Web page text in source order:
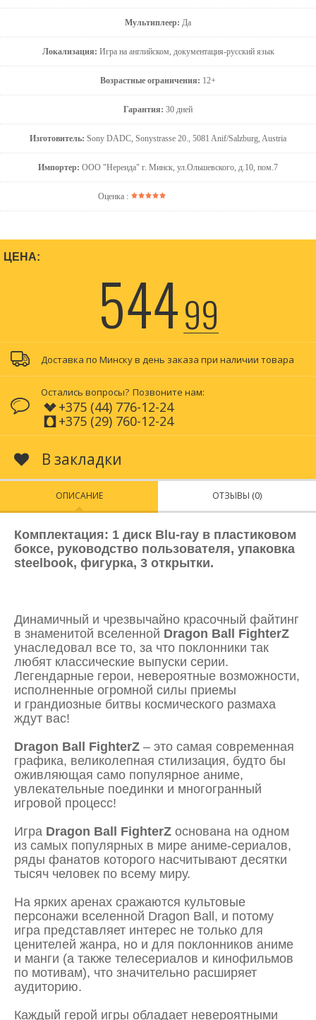
Мультиплеер: Да
Локализация: Игра на английском, документация-русский язык
Возрастные ограничения: 12+
Гарантия: 30 дней
Изготовитель: Sony DADC, Sonystrasse 20., 5081 Anif/Salzburg, Austria
Импортер: ООО "Нереида" г. Минск, ул.Ольшевского, д.10, пом.7
Оценка :
ЦЕНА:
54499
Доставка по Минску в день заказа при наличии товара
Остались вопросы? Позвоните нам:
+375 (44) 776-12-24
+375 (29) 760-12-24
В закладки
ОПИСАНИЕ ОТЗЫВЫ (0)
Комплектация: 1 диск Blu-ray в пластиковом
боксе, руководство пользователя, упаковка
steelbook, фигурка, 3 открытки.
Динамичный и чрезвычайно красочный файтинг
в знаменитой вселенной Dragon Ball
FighterZ
унаследовал все то, за что поклонники так
любят классические выпуски серии.
Легендарные герои, невероятные возможности,
исполненные огромной силы приемы
и грандиозные битвы космического размаха
ждут вас!
Dragon Ball FighterZ – это самая современная
графика, великолепная стилизация, будто бы
оживляющая само популярное аниме,
увлекательные поединки и многогранный
игровой процесс!
Игра Dragon Ball FighterZ основана на одном
из самых популярных в мире аниме-сериалов,
ряды фанатов которого насчитывают десятки
тысяч человек по всему миру.
На ярких аренах сражаются культовые
персонажи вселенной Dragon Ball, и потому
игра представляет интерес не только для
ценителей жанра, но и для поклонников аниме
и манги (а также телесериалов и кинофильмов
по мотивам), что значительно расширяет
аудиторию.
Каждый герой игры обладает невероятными